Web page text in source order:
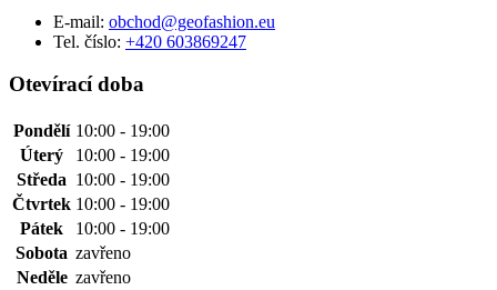
E-mail: obchod@geofashion.eu
Tel. číslo: +420 603869247
Otevírací doba
Pondělí 10:00 - 19:00
Úterý
10:00 - 19:00
Středa 10:00 - 19:00
Čtvrtek 10:00 - 19:00
Pátek
10:00 - 19:00
Sobota zavřeno
Neděle zavřeno